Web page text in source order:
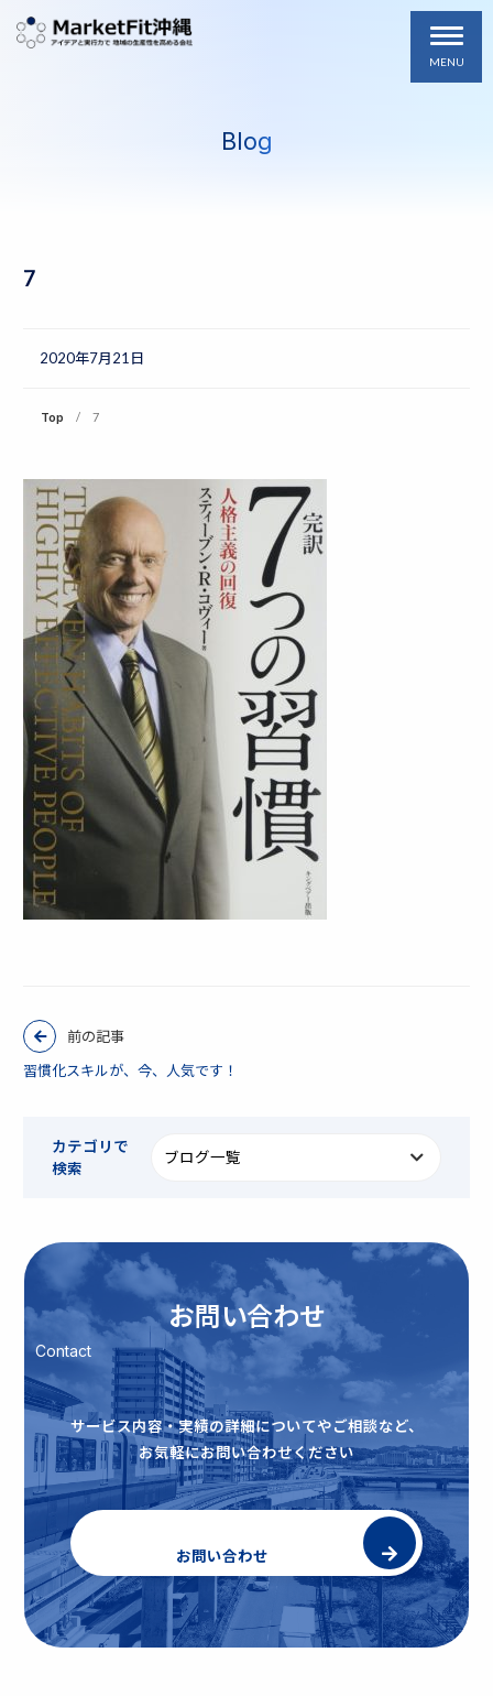
MENU
Blog
7
2020年7月21日
Top 7
前の記事
習慣化スキルが、今、人気です！
カテゴリで
検索
お問い合わせ
Contact
サービス内容・実績の詳細についてやご相談など、
お気軽にお問い合わせください
お問い合わせ